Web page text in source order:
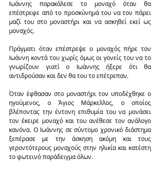
Ιωάννης παρακάλεσε το μοναχό όταν θα
επέστρεφε από το προσκύνημά του να τον πάρει
μαζί του στο μοναστήρι και να ασκηθεί εκεί ως
μοναχός.
Πράγματι όταν επέστρεψε ο μοναχός πήρε τον
Ιωάννη κοντά του χωρίς όμως οι γονείς του να το
γνωρίζουν γιατί ο Ιωάννης ήξερε ότι θα
αντιδρούσαν και δεν θα του το επέτρεπαν.
Όταν έφθασαν στο μοναστήρι τον υποδέχθηκε ο
ηγούμενος, ο Άγιος Μάρκελλος, ο οποίος
βλέποντας την έντονη επιθυμία του να μονάσει
τον έκειρε μοναχό και του ανέθεσε τον ανάλογο
κανόνα. Ο Ιωάννης σε σύντομο χρονικό διάστημα
ξεπέρασε με την άσκηση ακόμη και τους
γεροντότερους μοναχούς στην ηλικία και κατέστη
το φωτεινό παράδειγμα όλων.